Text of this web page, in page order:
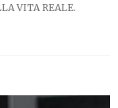
VITA REALE.